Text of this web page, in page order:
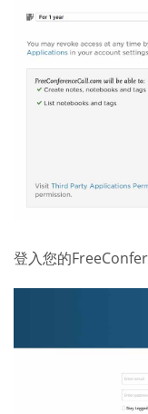
登入您的